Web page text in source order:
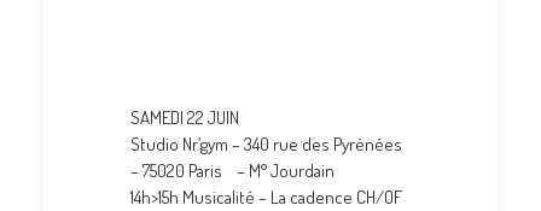
SAMEDI 22 JUIN
Studio Nr’gym – 340 rue des Pyrénées
– 75020 Paris – M° Jourdain
14h>15h Musicalité – La cadence CH/OF